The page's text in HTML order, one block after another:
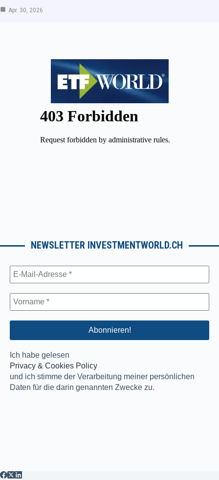
Apr. 30, 2026
NEWSLETTER INVESTMENTWORLD.CH
Ich habe gelesen
Privacy & Cookies Policy
und ich stimme der Verarbeitung meiner persönlichen
Daten für die darin genannten Zwecke zu.